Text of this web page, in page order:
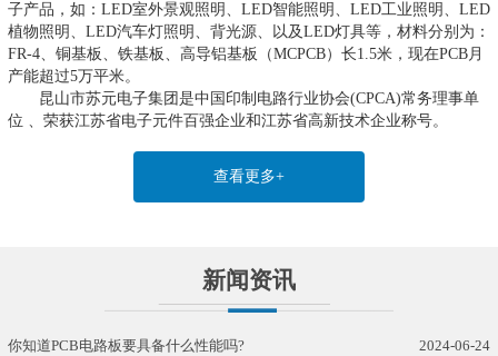
子产品，如：LED室外景观照明、LED智能照明、LED工业照明、LED
植物照明、LED汽车灯照明、背光源、以及LED灯具等，材料分别为：
FR-4、铜基板、铁基板、高导铝基板（MCPCB）长1.5米，现在PCB月
产能超过5万平米。
昆山市苏元电子集团是中国印制电路行业协会(CPCA)常务理事单
位 、荣获江苏省电子元件百强企业和江苏省高新技术企业称号。
查看更多+
新闻资讯
你知道PCB电路板要具备什么性能吗? 2024-06-24